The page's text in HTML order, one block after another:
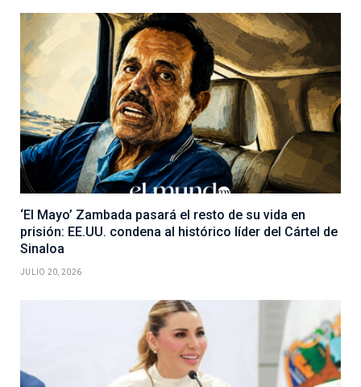
‘El Mayo’ Zambada pasará el resto de su vida en
prisión: EE.UU. condena al histórico líder del Cártel de
Sinaloa
JULIO 20, 2026